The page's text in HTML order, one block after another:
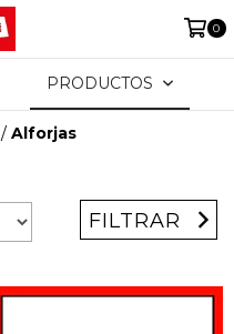
0
PRODUCTOS
/ Alforjas
FILTRAR